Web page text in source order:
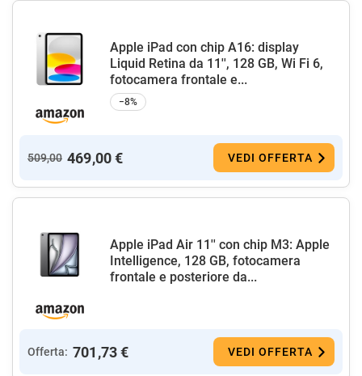
Apple iPad con chip A16: display
Liquid Retina da 11'', 128 GB, Wi Fi 6,
fotocamera frontale e...
−8%
509,00 469,00 € VEDI OFFERTA
Apple iPad Air 11'' con chip M3: Apple
Intelligence, 128 GB, fotocamera
frontale e posteriore da...
Offerta: 701,73 € VEDI OFFERTA